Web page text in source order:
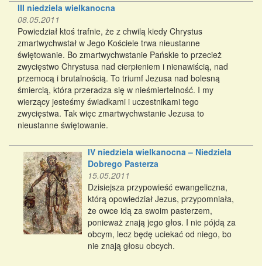
III niedziela wielkanocna
08.05.2011
Powiedział ktoś trafnie, że z chwilą kiedy Chrystus
zmartwychwstał w Jego Kościele trwa nieustanne
świętowanie. Bo zmartwychwstanie Pańskie to przecież
zwycięstwo Chrystusa nad cierpieniem i nienawiścią, nad
przemocą i brutalnością. To triumf Jezusa nad bolesną
śmiercią, która przeradza się w nieśmiertelność. I my
wierzący jesteśmy świadkami i uczestnikami tego
zwycięstwa. Tak więc zmartwychwstanie Jezusa to
nieustanne świętowanie.
IV niedziela wielkanocna – Niedziela
Dobrego Pasterza
15.05.2011
Dzisiejsza przypowieść ewangeliczna,
którą opowiedział Jezus, przypomniała,
że owce idą za swoim pasterzem,
ponieważ znają jego głos. I nie pójdą za
obcym, lecz będę uciekać od niego, bo
nie znają głosu obcych.